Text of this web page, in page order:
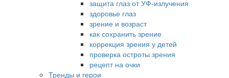
защита глаз от УФ-излучения
здоровье глаз
зрение и возраст
как сохранить зрение
коррекция зрения у детей
проверка остроты зрения
рецепт на очки
Тренды и герои